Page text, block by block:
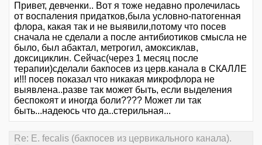
Привет, девченки.. Вот я тоже недавно пролечилась
от воспаления придатков,была условно-патогенная
флора, какая так и не выявили,потому что посев
сначала не сделали а после антибиотиков смысла не
было, был абактал, метрогил, амоксиклав,
доксициклин. Сейчас(через 1 месяц после
терапии)сделали бакпосев из церв.канала в СКАЛЛЕ
и!!! посев показал что никакая микрофлора не
выявлена..разве так может быть, если выделения
беспокоят и иногда боли???? Может ли так
быть...надеюсь что да..стерильная...
Re: E. fecalis (бакпосев из цервикального канала).